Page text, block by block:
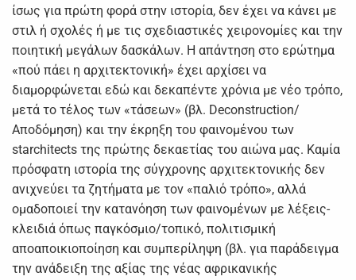
ίσως για πρώτη φορά στην ιστορία, δεν έχει να κάνει με
στιλ ή σχολές ή με τις σχεδιαστικές χειρονομίες και την
ποιητική μεγάλων δασκάλων. Η απάντηση στο ερώτημα
«πού πάει η αρχιτεκτονική» έχει αρχίσει να
διαμορφώνεται εδώ και δεκαπέντε χρόνια με νέο τρόπο,
μετά το τέλος των «τάσεων» (βλ. Deconstruction/
Αποδόμηση) και την έκρηξη του φαινομένου των
starchitects της πρώτης δεκαετίας του αιώνα μας. Καμία
πρόσφατη ιστορία της σύγχρονης αρχιτεκτονικής δεν
ανιχνεύει τα ζητήματα με τον «παλιό τρόπο», αλλά
ομαδοποιεί την κατανόηση των φαινομένων με λέξεις-
κλειδιά όπως παγκόσμιο/τοπικό, πολιτισμική
αποαποικιοποίηση και συμπερίληψη (βλ. για παράδειγμα
την ανάδειξη της αξίας της νέας αφρικανικής